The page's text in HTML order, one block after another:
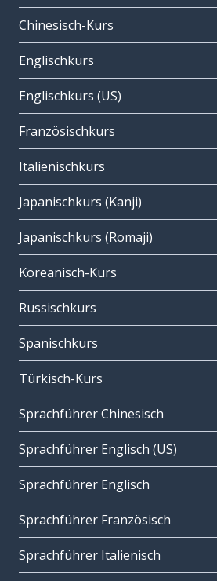
Chinesisch-Kurs
Englischkurs
Englischkurs (US)
Französischkurs
Italienischkurs
Japanischkurs (Kanji)
Japanischkurs (Romaji)
Koreanisch-Kurs
Russischkurs
Spanischkurs
Türkisch-Kurs
Sprachführer Chinesisch
Sprachführer Englisch (US)
Sprachführer Englisch
Sprachführer Französisch
Sprachführer Italienisch